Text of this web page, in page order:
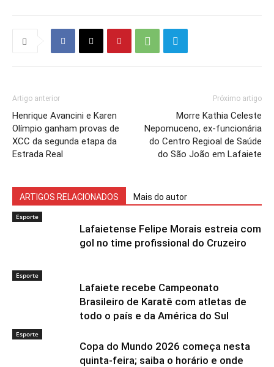
Artigo anterior
Henrique Avancini e Karen
Olímpio ganham provas de
XCC da segunda etapa da
Estrada Real
Próximo artigo
Morre Kathia Celeste
Nepomuceno, ex-funcionária
do Centro Regioal de Saúde
do São João em Lafaiete
ARTIGOS RELACIONADOS Mais do autor
Esporte
Lafaietense Felipe Morais estreia com
gol no time profissional do Cruzeiro
Esporte
Lafaiete recebe Campeonato
Brasileiro de Karatê com atletas de
todo o país e da América do Sul
Esporte
Copa do Mundo 2026 começa nesta
quinta-feira; saiba o horário e onde